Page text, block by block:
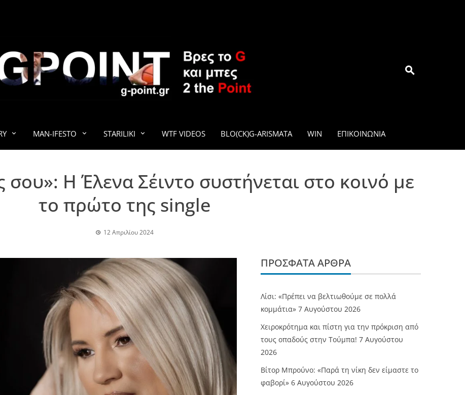
G-POINT.GR
MAN-IFESTO STARILIKI WTF VIDEOS BLO(CK)G-ARISMATA WIN ΕΠΙΚΟΙΝΩΝΊΑ
Η Έλενα Σέιντο συστήνεται στο κοινό με
το πρώτο της single
12 Απριλίου 2024
ΠΡΌΣΦΑΤΑ ΆΡΘΡΑ
Λίσι: «Πρέπει να βελτιωθούμε σε πολλά
κομμάτια» 7 Αυγούστου 2026
Χειροκρότημα και πίστη για την πρόκριση από
τους οπαδούς στην Τούμπα! 7 Αυγούστου
2026
Βίτορ Μπρούνο: «Παρά τη νίκη δεν είμαστε το
φαβορί» 6 Αυγούστου 2026